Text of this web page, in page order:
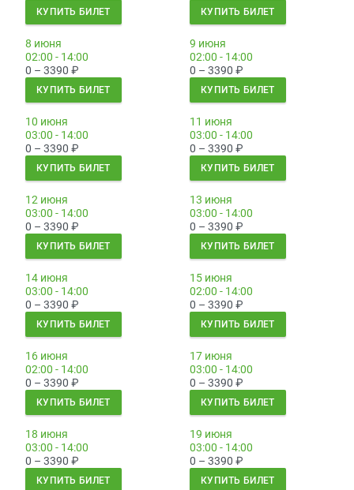
КУПИТЬ БИЛЕТ КУПИТЬ БИЛЕТ
8 июня
02:00 - 14:00
0 – 3390 ₽
КУПИТЬ БИЛЕТ
9 июня
02:00 - 14:00
0 – 3390 ₽
КУПИТЬ БИЛЕТ
10 июня
03:00 - 14:00
0 – 3390 ₽
КУПИТЬ БИЛЕТ
11 июня
03:00 - 14:00
0 – 3390 ₽
КУПИТЬ БИЛЕТ
12 июня
03:00 - 14:00
0 – 3390 ₽
КУПИТЬ БИЛЕТ
13 июня
03:00 - 14:00
0 – 3390 ₽
КУПИТЬ БИЛЕТ
14 июня
03:00 - 14:00
0 – 3390 ₽
КУПИТЬ БИЛЕТ
15 июня
02:00 - 14:00
0 – 3390 ₽
КУПИТЬ БИЛЕТ
16 июня
02:00 - 14:00
0 – 3390 ₽
КУПИТЬ БИЛЕТ
17 июня
03:00 - 14:00
0 – 3390 ₽
КУПИТЬ БИЛЕТ
18 июня
03:00 - 14:00
0 – 3390 ₽
КУПИТЬ БИЛЕТ
19 июня
03:00 - 14:00
0 – 3390 ₽
КУПИТЬ БИЛЕТ